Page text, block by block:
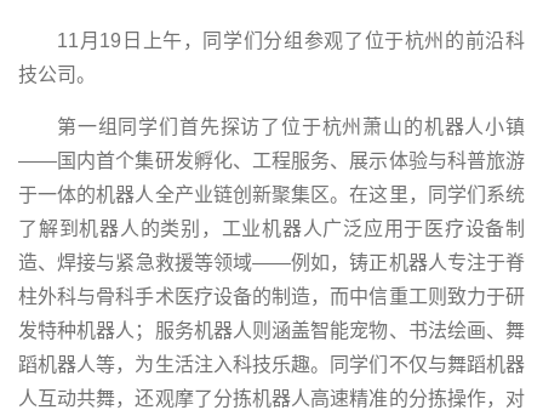
11月19日上午，同学们分组参观了位于杭州的前沿科
技公司。
第一组同学们首先探访了位于杭州萧山的机器人小镇
——国内首个集研发孵化、工程服务、展示体验与科普旅游
于一体的机器人全产业链创新聚集区。在这里，同学们系统
了解到机器人的类别，工业机器人广泛应用于医疗设备制
造、焊接与紧急救援等领域——例如，铸正机器人专注于脊
柱外科与骨科手术医疗设备的制造，而中信重工则致力于研
发特种机器人；服务机器人则涵盖智能宠物、书法绘画、舞
蹈机器人等，为生活注入科技乐趣。同学们不仅与舞蹈机器
人互动共舞，还观摩了分拣机器人高速精准的分拣操作，对